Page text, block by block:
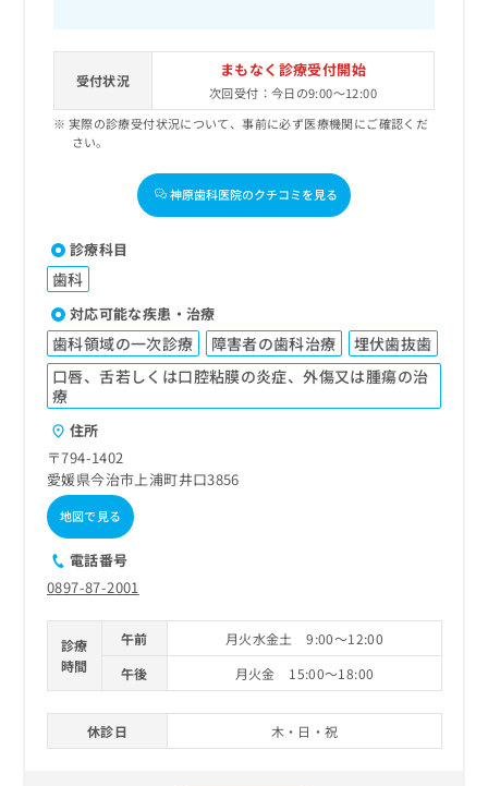
受付状況
まもなく診療受付開始
次回受付：今日の9:00～12:00
実際の診療受付状況について、事前に必ず医療機関にご確認くだ
さい。
神原歯科医院のクチコミを見る
診療科目
歯科
対応可能な疾患・治療
歯科領域の一次診療 障害者の歯科治療
埋伏歯抜歯
口唇、舌若しくは口腔粘膜の炎症、外傷又は腫瘍の治
療
住所
〒794-1402
愛媛県今治市上浦町井口3856
地図で見る
電話番号
0897-87-2001
診療
時間
午前
月火水金土 9:00～12:00
午後
月火金 15:00～18:00
休診日 木・日・祝